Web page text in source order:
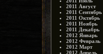
2011 Август
2011 Сентябрь
2011 Октябрь
2011 Ноябрь
2011 Декабрь
2012 Январь
2012 Февраль
2012 Март
2012 Апрель